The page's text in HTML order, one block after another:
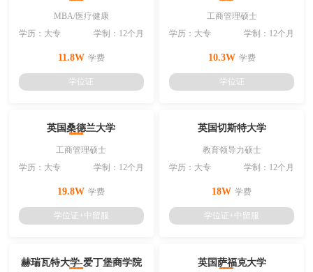
MBA/医疗健康
学历：大专
学制：12个月
11.8W 学费
学位证
工商管理硕士
学历：大专
学制：12个月
10.3W 学费
学位证
英国桑德兰大学
工商管理硕士
学历：大专
学制：12个月
19.8W 学费
学位证+中留服
英国切斯特大学
教育领导力硕士
学历：大专
学制：12个月
18W 学费
学位证+中留服
赫瑞瓦特大学-爱丁堡商学院 英国萨福克大学